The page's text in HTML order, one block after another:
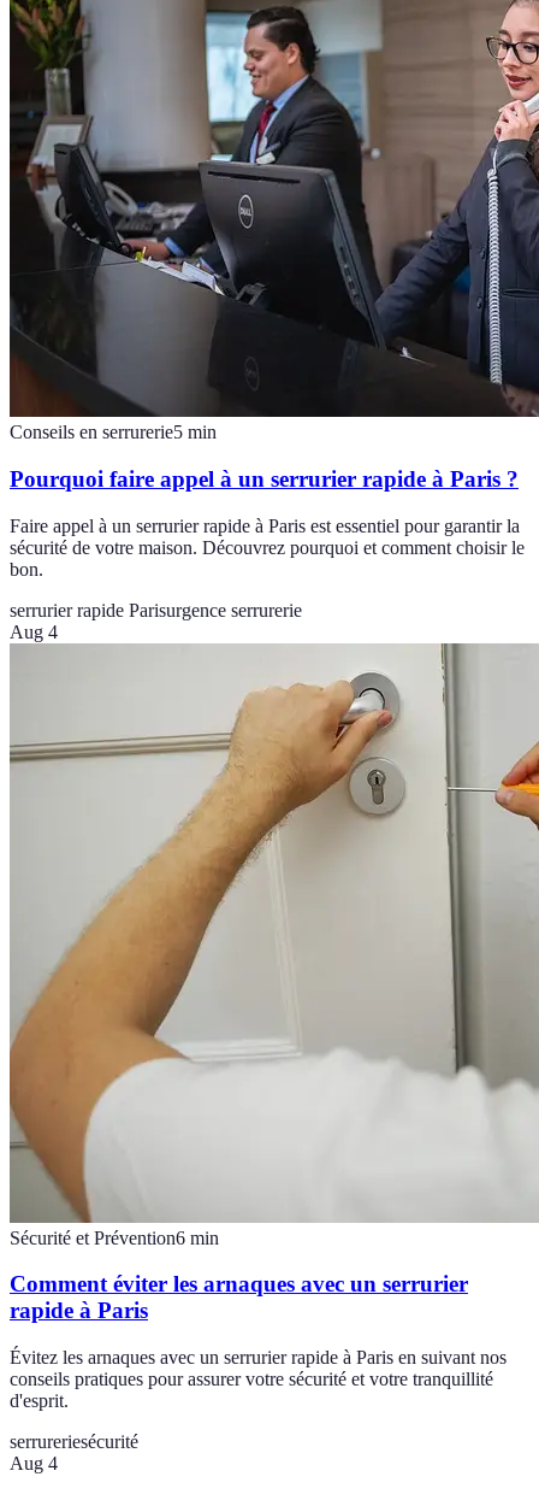
Conseils en serrurerie5 min
Pourquoi faire appel à un serrurier rapide à Paris ?
Faire appel à un serrurier rapide à Paris est essentiel pour garantir la
sécurité de votre maison. Découvrez pourquoi et comment choisir le
bon.
serrurier rapide Parisurgence serrurerie
Aug 4
Sécurité et Prévention6 min
Comment éviter les arnaques avec un serrurier
rapide à Paris
Évitez les arnaques avec un serrurier rapide à Paris en suivant nos
conseils pratiques pour assurer votre sécurité et votre tranquillité
d'esprit.
serrureriesécurité
Aug 4